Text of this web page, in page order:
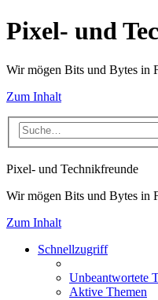
Pixel- und
Wir mögen Bits und Bytes in
Zum Inhalt
Pixel- und Technikfreunde
Wir mögen Bits und Bytes in
Zum Inhalt
Schnellzugriff
Unbeantwortete
Aktive Themen